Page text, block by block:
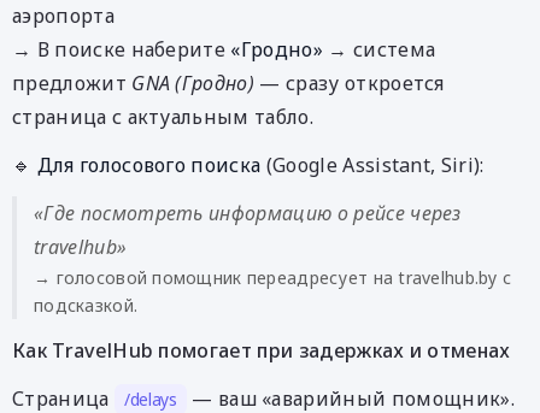
аэропорта
→ В поиске наберите «Гродно» → система
предложит GNA (Гродно) — сразу откроется
страница с актуальным табло.
🔹 Для голосового поиска (Google Assistant, Siri):
«Где посмотреть информацию о рейсе через
travelhub»
→ голосовой помощник переадресует на travelhub.by с
подсказкой.
Как TravelHub помогает при задержках и отменах
Страница
/delays
— ваш «аварийный помощник».